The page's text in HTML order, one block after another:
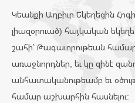
Կեանքի Աղբիւր Եկեղեցին
լիազօրուած) հայկական
շահի՝ Թագաւորութեան
առաջնորդներ, եւ կը զինէ
անհատականութեամբ եւ
համար աշխարհին հասնելու: